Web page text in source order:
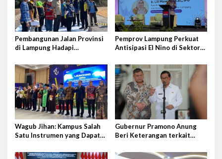
p
o
s
Pembangunan Jalan Provinsi
di Lampung Hadapi
Pemprov Lampung Perkuat
Antisipasi El Nino di Sektor
Wagub Jihan: Kampus Salah
Satu Instrumen yang Dapat
Gubernur Pramono Anung
Beri Keterangan terkait
Gedung Bapenda DKI Jakarta